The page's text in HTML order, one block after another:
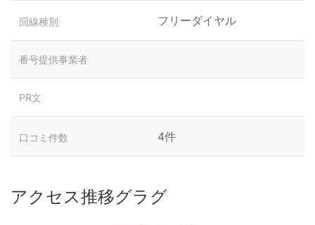
回線種別 フリーダイヤル
番号提供事業者
PR文
口コミ件数 4件
アクセス推移グラグ